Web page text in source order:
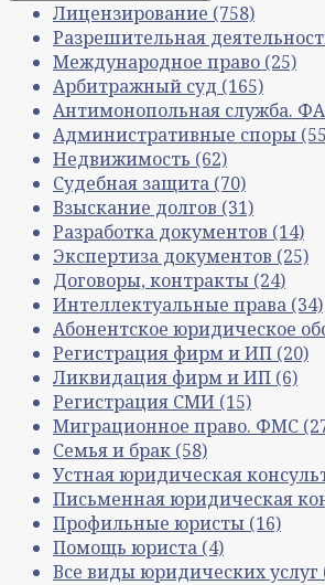
Лицензирование (758)
Разрешительная
Международное право (25)
Арбитражный суд (165)
Антимонопольная служба.
Административные споры
Недвижимость (62)
Судебная защита (70)
Взыскание долгов (31)
Разработка документов (14)
Экспертиза документов (25)
Договоры, контракты (24)
Интеллектуальные права (34)
Абонентское юридическое
Регистрация фирм и ИП (20)
Ликвидация фирм и ИП (6)
Регистрация СМИ (15)
Миграционное право. ФМС
Семья и брак (58)
Устная юридическая
Письменная юридическая
Профильные юристы (16)
Помощь юриста (4)
Все виды юридических услуг